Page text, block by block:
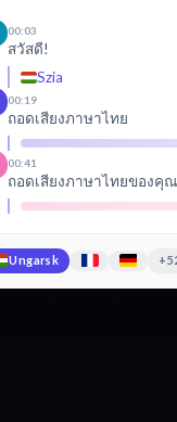
00:03
สวัสดี!
Szia
00:19
ถอดเสียงภาษาไทย
00:41
ถอดเสียงภาษาไทยของคุ
Ungarsk